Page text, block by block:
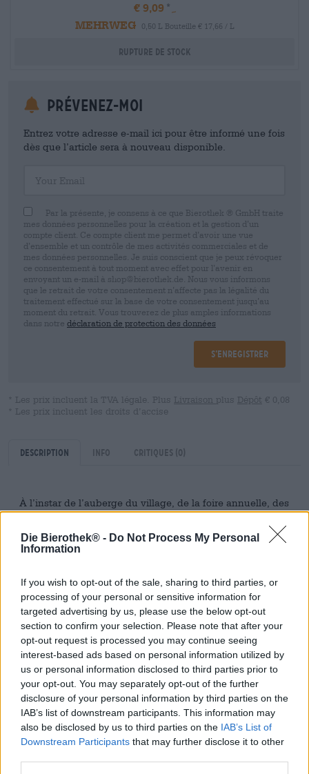
Die Bierothek® - Do Not Process My Personal
Information
If you wish to opt-out of the sale, sharing to third parties, or
processing of your personal or sensitive information for
targeted advertising by us, please use the below opt-out
section to confirm your selection. Please note that after your
opt-out request is processed you may continue seeing
interest-based ads based on personal information utilized by
us or personal information disclosed to third parties prior to
your opt-out. You may separately opt-out of the further
disclosure of your personal information by third parties on the
IAB’s list of downstream participants. This information may
also be disclosed by us to third parties on the IAB’s List of
Downstream Participants that may further disclose it to other
€ 9,09
MEHRWEG
0,50 L Bouteille € 17,66 / L
Rupture de stock
Prévenez-moi
Entrez votre adresse e-mail ici pour être informé une fois
dès que l’article sera à nouveau disponible.
Par la présente, je consens à ce que Bierothek ® GmbH traite
mes données personnelles pour la création et la gestion d’un
compte client. Ce compte client me permet d’avoir une vue
d’ensemble et un contrôle de mes activités commerciales et de
mes données personnelles. Je suis conscient que je peux révoquer
ce consentement à tout moment avec effet pour l’avenir en
envoyant un e-mail à shop@bierothek.de. Nous vous informons
que le retrait de votre consentement n’affecte pas la légalité du
traitement effectué sur la base de votre consentement jusqu’au
moment du retrait. Vous trouverez de plus amples informations
dans notre déclaration de protection des données
S’enregistrer
* Les prix incluent la TVA légale. Plus Livraison plus Dépôt € 0,08
* Les prix incluent les droits d’accise
Description Info Critiques (0)
À l’instar de l’auberge du village, de la foire annuelle, des
beignets traditionnels du Carnaval et des fanfares sous le
partie intégrante du quotidien en Bavière et en Franconie.
de fromage (avec ou sans oignons et graines de carvi), de
moutarde et, bien sûr, d’une bière appropriée. C’est un
repas nourrissant, simple et convivial, symbole de plaisir
partagé. Cependant, durant les périodes de jeûne strict
prescrites par l’Église, comme entre le Carnaval et
Pâques, ce repas copieux était interdit. Dans ce cas, les
bières de caractère prenaient une place particulière : la
bière de Carême fortifiait le corps et l’esprit sans
enfreindre les règles catholiques.
Aecht Schlenkerla Fastenbier perpétue cette tradition. La
version millésimée 2021, non filtrée, a été brassée selon la
loi bavaroise de pureté et a ensuite vieilli trois ans dans
les caves fraîches en pierre du Stephansberg. La levure